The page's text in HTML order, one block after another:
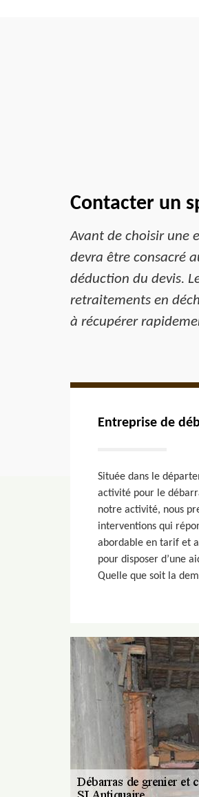
Contacter un
Avant de choisir une
devra être consacré
déduction du devis.
retraitements en
à récupérer
Entreprise de
Située dans le
activité pour le
notre activité, nous
interventions qui
abordable en tarif et
pour disposer d’une
Quelle que soit la